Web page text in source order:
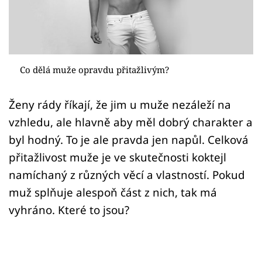
Sledujte prima+
Přihlášení
Sledujte nás
Co dělá muže opravdu přitažlivým?
Ženy rády říkají, že jim u muže nezáleží na
vzhledu, ale hlavně aby měl dobrý charakter a
byl hodný. To je ale pravda jen napůl. Celková
přitažlivost muže je ve skutečnosti koktejl
namíchaný z různých věcí a vlastností. Pokud
muž splňuje alespoň část z nich, tak má
vyhráno. Které to jsou?